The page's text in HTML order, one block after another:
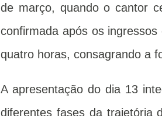
de março, quando o cantor
confirmada após os
quatro horas, consagrando a
A apresentação do dia 13
diferentes fases da trajetória